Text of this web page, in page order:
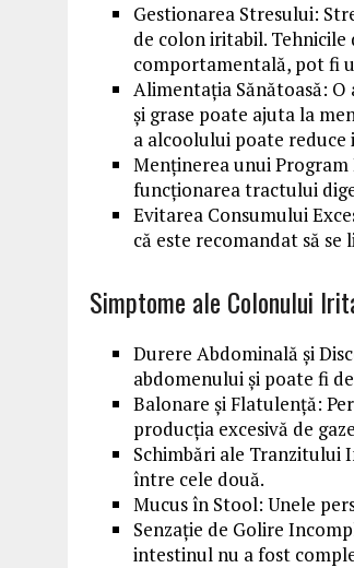
Gestionarea Stresului:
de colon iritabil.
comportamentală, pot fi
Alimentația Sănătoasă:
și grase poate ajuta la
a alcoolului poate
Menținerea unui
funcționarea tractului
Evitarea Consumului
că este recomandat să
Simptome ale Colonului
Durere Abdominală și
abdomenului și poate fi
Balonare și Flatulență:
producția excesivă de
Schimbări ale Tranzitului
între cele două.
Mucus în Stool: Unele
Senzație de Golire
intestinul nu a fost